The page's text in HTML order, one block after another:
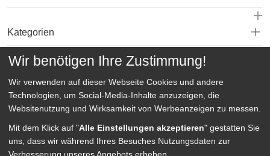
Kategorien
Wir benötigen Ihre Zustimmung!
Wir verwenden auf dieser Webseite Cookies und andere
Technologien, um Social-Media-Inhalte anzuzeigen, die
Websitenutzung und Wirksamkeit von Werbeanzeigen zu messen.
Mit dem Klick auf "Alle Einstellungen akzeptieren" gestatten Sie
uns, dass wir während Ihres Besuches Nutzungsdaten zur